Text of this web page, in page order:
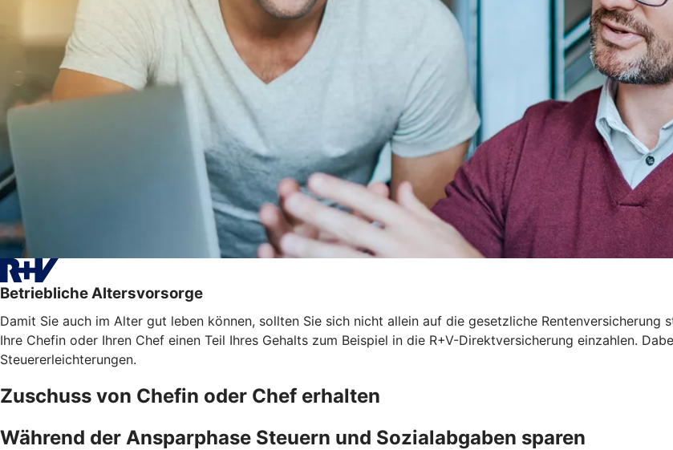
Betriebliche Altersvorsorge
Damit Sie auch im Alter gut leben können, sollten Sie sich nicht allein auf die gesetzliche
Ihre Chefin oder Ihren Chef einen Teil Ihres Gehalts zum Beispiel in die R+V-Direktversicherung einzahlen.
Steuererleichterungen.
Zuschuss von Chefin oder Chef erhalten
Während der Ansparphase Steuern und Sozialabgaben sparen